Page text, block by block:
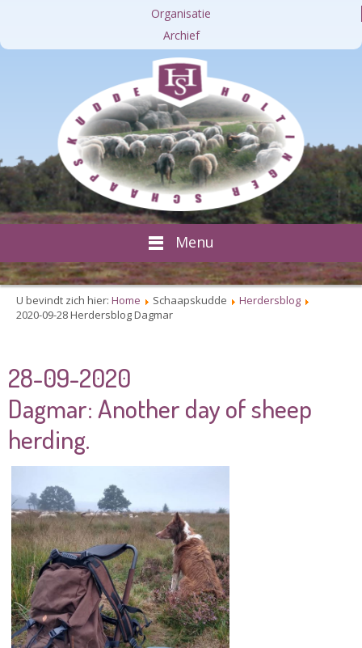
Organisatie
Archief
Menu
U bevindt zich hier: Home Schaapskudde
Herdersblog
2020-09-28 Herdersblog Dagmar
28-09-2020
Dagmar: Another day of sheep
herding.